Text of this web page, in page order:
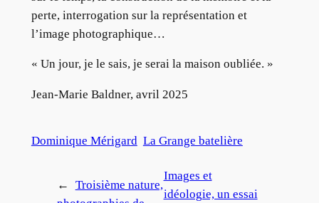
perte, interrogation sur la représentation et
l’image photographique…
« Un jour, je le sais, je serai la maison oubliée. »
Jean-Marie Baldner, avril 2025
Dominique Mérigard La Grange batelière
←
Troisième nature,
Images et
idéologie, un essai